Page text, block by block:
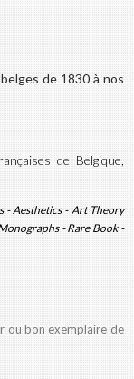
de 1830 à nos
de Belgique,
- Aesthetics - Art Theory
- Rare Book -
ou bon exemplaire de